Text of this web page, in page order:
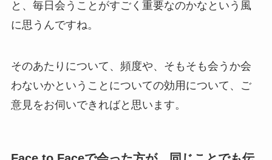
と、毎日会うことがすごく重要なのかなという風
に思うんですね。
そのあたりについて、頻度や、そもそも会うか会
わないかということについての効用について、ご
意見をお伺いできればと思います。